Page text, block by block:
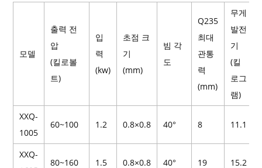
모델
출력 전
압
(킬로볼
트)
입
력
(kw)
초점 크
기
(mm)
빔 각
도
Q235
최대
관통
력
(mm)
무게
발전
기
(킬
로그
램)
XXQ-
1005
60~100 1.2 0.8×0.8 40° 8 11.1
XXQ-
80~160 1.5 0.8×0.8 40° 19 15.2